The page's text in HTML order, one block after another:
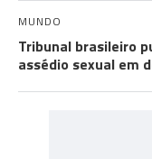
MUNDO
Tribunal brasileiro
assédio sexual em